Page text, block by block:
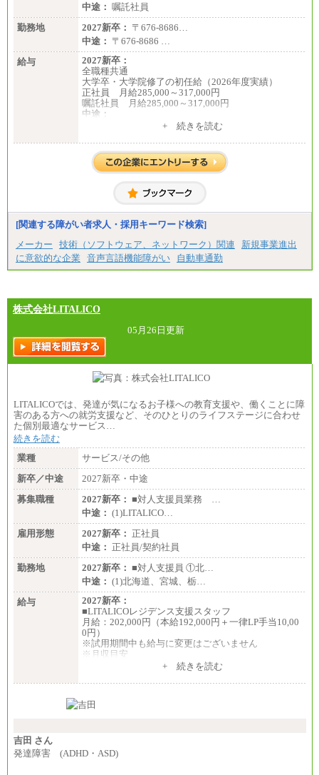
■(株)JTBパブリッシング ※2027年新卒募集終了
総合職 月給241,000円
中途：
①月給227,000円以上
②月給212,000円以上
③月給172,500円以上
④月給23万円～37万円
⑤月給20万円～25万円
⑥月給33万円～48万円
⑦月給271,000円以上
⑧～⑮月給200,000円〜月給400,000円
⑯月給185,000円以上
⑰月給237,000円以上
⑱月給212,000円以上
⑲東京：月給202,000 円以上 、京都：月給193,000 円
以上
㉑月給185,000 円以上
㉓月給224,500円以上
※全コース共通※ 能力・経験・勤務地などにより
※試用期間中も給与に変更はございません。
中途： 嘱託社員
勤務地
2027新卒： 〒676-8686…
中途： 〒676-8686 …
給与
2027新卒：
全職種共通
大学卒・大学院修了の初任給（2026年度実績）
正社員 月給285,000～317,000円
嘱託社員 月給285,000～317,000円
中途：
（経験・能力等を踏まえて、当社規定により支給し
ます）
+ 続きを読む
[関連する障がい者求人・採用キーワード検索]
メーカー
技術（ソフトウェア、ネットワーク）関連
新規事業進出
に意欲的な企業
音声言語機能障がい 自動車通勤
株式会社LITALICO
05月26日更新
LITALICOでは、発達が気になるお子様への教育支援や、働くことに障
害のある方への就労支援など、そのひとりのライフステージに合わせ
た個別最適なサービス…
続きを読む
業種
サービス/その他
新卒／中途
2027新卒・中途
募集職種
2027新卒： ■対人支援員業務 …
中途： (1)LITALICO…
雇用形態
2027新卒： 正社員
中途： 正社員/契約社員
勤務地
2027新卒： ■対人支援員 ①北…
中途： (1)北海道、宮城、栃…
給与
2027新卒：
■LITALICOレジデンス支援スタッフ
月給：202,000円（本給192,000円＋一律LP手当10,00
0円）
※試用期間中も給与に変更はございません
※月収目安
夜勤回数により変動
条件あり）
■その他職種共通
月給：25万3,400円～
+ 続きを読む
吉田 さん
発達障害 (ADHD・ASD)